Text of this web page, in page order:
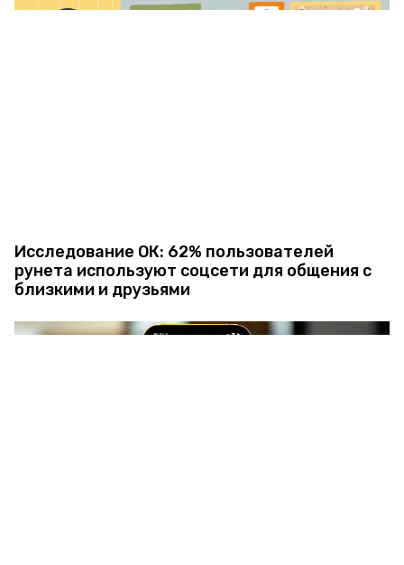
Исследование ОК: 62% пользователей
рунета используют соцсети для общения с
близкими и друзьями